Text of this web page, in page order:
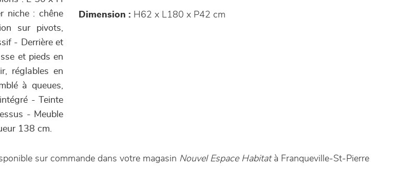
niche : chêne
sur pivots,
- Derrière et
et pieds en
réglables en
à queues,
- Teinte
- Meuble
138 cm.
Dimension : H62 x L180 x P42 cm
sur commande dans votre magasin Nouvel Espace Habitatà Franqueville-St-Pierre